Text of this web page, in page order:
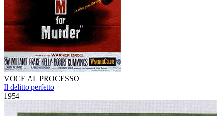
VOCE AL PROCESSO
Il delitto perfetto
1954